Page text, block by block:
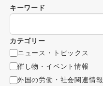
キーワード
カテゴリー
ニュース・トピックス
催し物・イベント情報
外国の労働・社会関連情報